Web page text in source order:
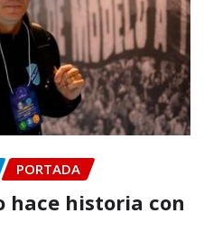
PORTADA
hace historia con